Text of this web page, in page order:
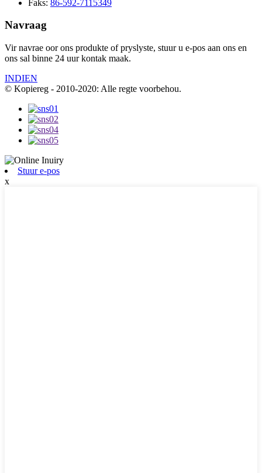
Faks: 86-592-7115349
Navraag
Vir navrae oor ons produkte of pryslyste, stuur u e-pos aan ons en
ons sal binne 24 uur kontak maak.
INDIEN
© Kopiereg - 2010-2020: Alle regte voorbehou.
Stuur e-pos
x